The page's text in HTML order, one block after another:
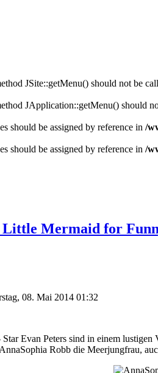
JSite::getMenu() should not be
JApplication::getMenu() should
should be assigned by reference in /
should be assigned by reference in /
Little Mermaid for
08. Mai 2014 01:32
Evan Peters sind in einem
Robb die Meerjungfrau,